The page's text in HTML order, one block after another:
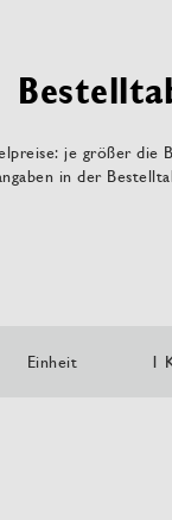
je größer die
in der
Einheit 1